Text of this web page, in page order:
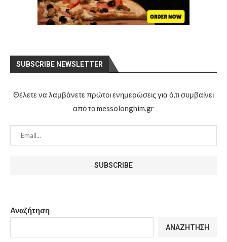
Αναζήτηση
ΑΝΑΖΉΤΗΣΗ
SUBSCRIBE NEWSLETTER
Θέλετε να λαμβάνετε πρώτοι ενημερώσεις για ό,τι συμβαίνει
από το messolonghim.gr